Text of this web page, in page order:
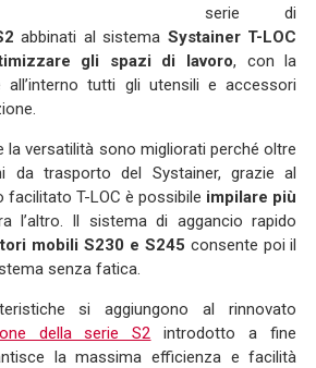
serie di
abbinati al sistema Systainer T-LOC
gli spazi di lavoro, con la
all’interno tutti gli utensili e accessori
la versatilità sono migliorati perché oltre
da trasporto del Systainer, grazie al
facilitato T-LOC è possibile impilare più
l’altro. Il sistema di aggancio rapido
mobili S230 e S245 consente poi il
senza fatica.
si aggiungono al rinnovato
della serie S2 introdotto a fine
la massima efficienza e facilità